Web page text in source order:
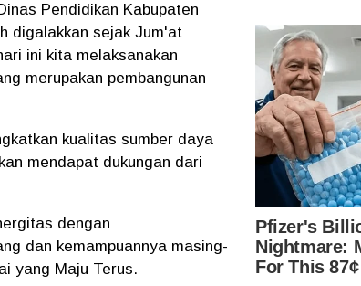
Pendidikan Kabupaten
digalakkan sejak Jum'at
ini kita melaksanakan
merupakan pembangunan
kualitas sumber daya
mendapat dukungan dari
dengan
dan kemampuannya masing-
yang Maju Terus.